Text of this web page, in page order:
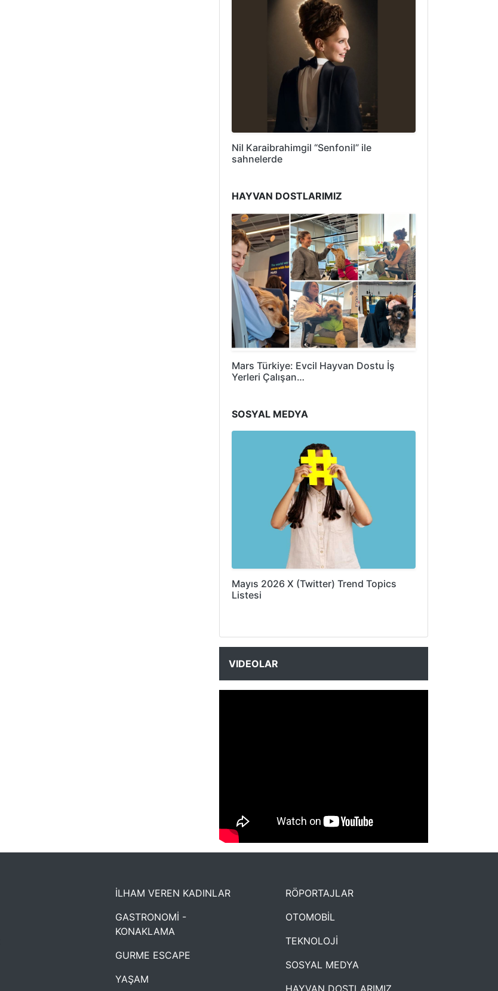
Nil Karaibrahimgil “Senfonil” ile
sahnelerde
HAYVAN DOSTLARIMIZ
Mars Türkiye: Evcil Hayvan Dostu İş
Yerleri Çalışan…
SOSYAL MEDYA
Mayıs 2026 X (Twitter) Trend Topics
Listesi
VIDEOLAR
NYXmag 2. Yaş Kutlama Etkinliği
İLHAM VEREN KADINLAR
GASTRONOMİ -
KONAKLAMA
GURME ESCAPE
YAŞAM
RÖPORTAJLAR
OTOMOBİL
TEKNOLOJİ
SOSYAL MEDYA
HAYVAN DOSTLARIMIZ